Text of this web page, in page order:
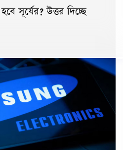
সূর্যের? উত্তর দিচ্ছে